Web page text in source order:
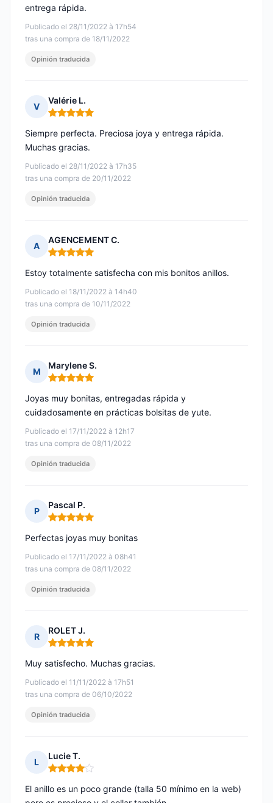
Publicado el 28/11/2022 à 17h54
tras una compra de 18/11/2022
entrega rápida.
Opinión traducida
V
Valérie L.
Nota: 5 de 5
Publicado el 28/11/2022 à 17h35
tras una compra de 20/11/2022
Siempre perfecta. Preciosa joya y entrega rápida.
Muchas gracias.
Opinión traducida
A
AGENCEMENT C.
Nota: 5 de 5
Publicado el 18/11/2022 à 14h40
tras una compra de 10/11/2022
Estoy totalmente satisfecha con mis bonitos anillos.
Opinión traducida
M
Marylene S.
Nota: 5 de 5
Publicado el 17/11/2022 à 12h17
tras una compra de 08/11/2022
Joyas muy bonitas, entregadas rápida y
cuidadosamente en prácticas bolsitas de yute.
Opinión traducida
P
Pascal P.
Nota: 5 de 5
Publicado el 17/11/2022 à 08h41
tras una compra de 08/11/2022
Perfectas joyas muy bonitas
Opinión traducida
R
ROLET J.
Nota: 5 de 5
Publicado el 11/11/2022 à 17h51
tras una compra de 06/10/2022
Muy satisfecho. Muchas gracias.
Opinión traducida
L
Lucie T.
Nota: 4 de 5
El anillo es un poco grande (talla 50 mínimo en la web)